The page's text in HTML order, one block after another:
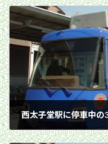
西太子堂駅に停車中
2002年4月4日